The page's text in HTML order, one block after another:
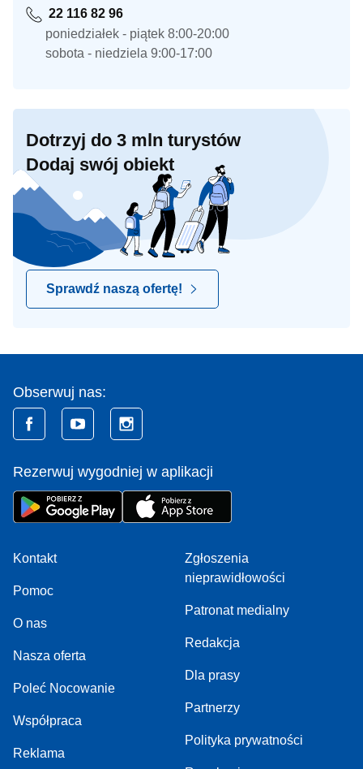
22 116 82 96
poniedziałek - piątek 8:00-20:00
sobota - niedziela 9:00-17:00
Dotrzyj do 3 mln turystów
Dodaj swój obiekt
Sprawdź naszą ofertę!
Obserwuj nas:
Rezerwuj wygodniej w aplikacji
Kontakt
Pomoc
O nas
Nasza oferta
Poleć Nocowanie
Współpraca
Reklama
Zgłoszenia
nieprawidłowości
Patronat medialny
Redakcja
Dla prasy
Partnerzy
Polityka prywatności